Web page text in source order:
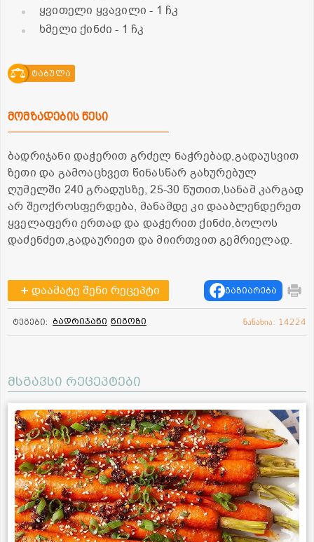
ყვითელი ყვავილი- 1 ჩკ
ხმელი ქინძი- 1 ჩკ
ტაბულა
მომზადების წესი
ბადრიჯანი დაჭერით გრძელ ნაჭრებად,გადაუსვით
ზეთი და გამოაცხვეთ წინასწარ გახურებულ
ღუმელში 240 გრადუსზე, 25-30 წუთით,სანამ კარგად
არ შეოქროსფერდება, მანამდე კი დააბლენდერეთ
ყველაფერი ერთად და დაჭერით ქინძი,ბოლოს
დაძენძეთ,გადაურიეთ და მიირთვით გემრიელად.
დაამატე შენი რეცეპტი გაზიარება
ტეგები: ბადრიჯანი ნიგოზი ნანახია: 14224
მსგავსი რეცეპტები